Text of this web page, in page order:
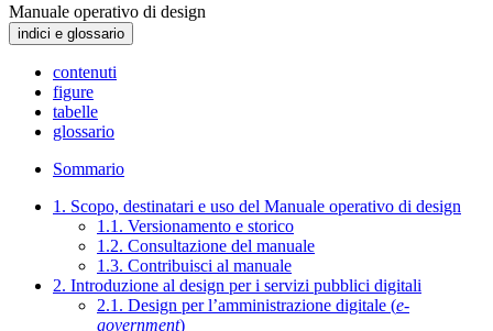
Manuale operativo di design
indici e glossario
contenuti
figure
tabelle
glossario
Sommario
1. Scopo, destinatari e uso del Manuale operativo di design
1.1. Versionamento e storico
1.2. Consultazione del manuale
1.3. Contribuisci al manuale
2. Introduzione al design per i servizi pubblici digitali
2.1. Design per l’amministrazione digitale (e-
government)